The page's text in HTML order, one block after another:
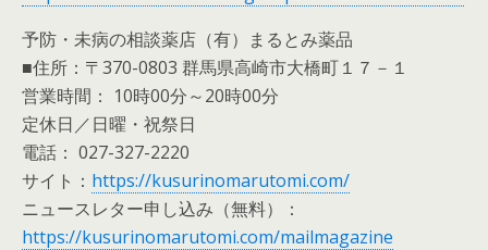
予防・未病の相談薬店（有）まるとみ薬品
■住所：〒370-0803 群馬県高崎市大橋町１７－１
営業時間： 10時00分～20時00分
定休日／日曜・祝祭日
電話： 027-327-2220
サイト： https://kusurinomarutomi.com/
ニュースレター申し込み（無料）：
https://kusurinomarutomi.com/mailmagazine